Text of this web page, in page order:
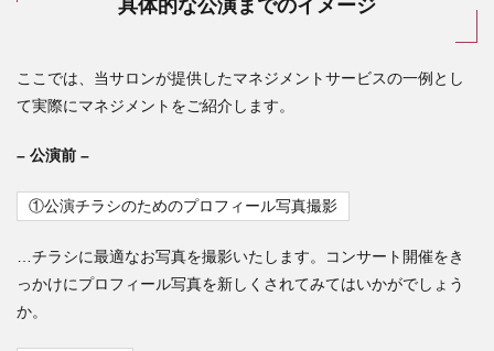
具体的な公演までのイメージ
ここでは、当サロンが提供したマネジメントサービスの一例とし
て実際にマネジメントをご紹介します。
– 公演前 –
①公演チラシのためのプロフィール写真撮影
…チラシに最適なお写真を撮影いたします。コンサート開催をき
っかけにプロフィール写真を新しくされてみてはいかがでしょう
か。